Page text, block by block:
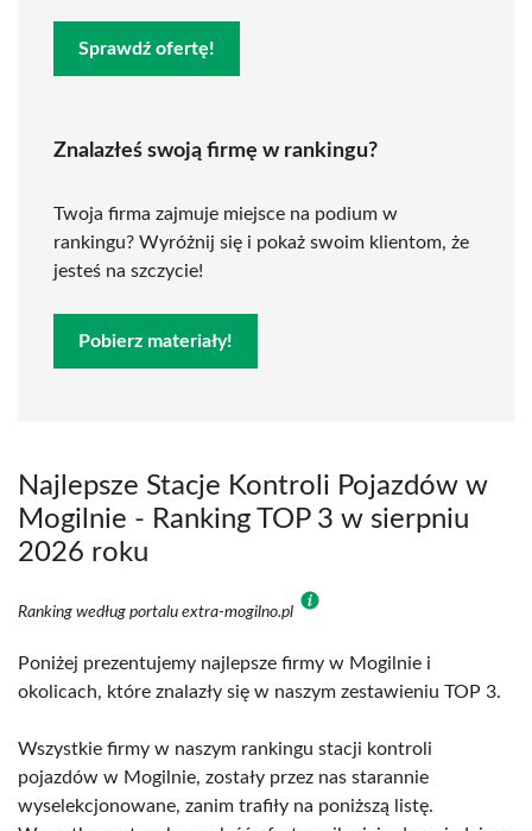
Sprawdź ofertę!
Znalazłeś swoją firmę w rankingu?
Twoja firma zajmuje miejsce na podium w
rankingu? Wyróżnij się i pokaż swoim klientom, że
jesteś na szczycie!
Pobierz materiały!
Najlepsze Stacje Kontroli Pojazdów w
Mogilnie - Ranking TOP 3 w sierpniu
2026 roku
Ranking według portalu extra-mogilno.pl
Poniżej prezentujemy najlepsze firmy w Mogilnie i
okolicach, które znalazły się w naszym zestawieniu TOP 3.
Wszystkie firmy w naszym rankingu stacji kontroli
pojazdów w Mogilnie, zostały przez nas starannie
wyselekcjonowane, zanim trafiły na poniższą listę.